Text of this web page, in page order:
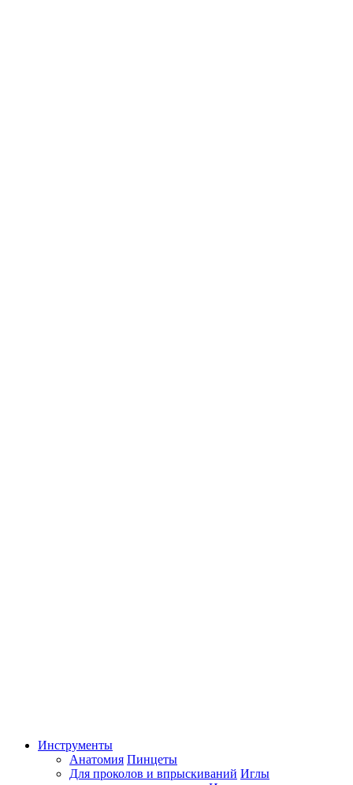
Инструменты
Анатомия Пинцеты
Для проколов и впрыскиваний Иглы